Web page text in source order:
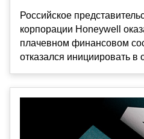
Российское
корпорации Honeywell
плачевном финансовом
отказался инициировать в